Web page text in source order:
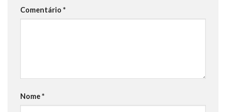
Comentário *
Nome*